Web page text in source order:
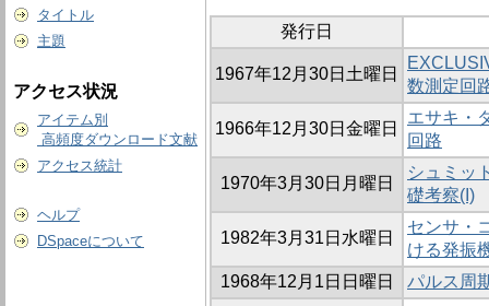
タイトル
主題
アクセス状況
アイテム別
高頻度ダウンロード文献
アクセス統計
ヘルプ
DSpaceについて
発行日
1967年12月30日土曜日
数測定回
1966年12月30日金曜日
エサキ・
回路
1970年3月30日月曜日
シュミッ
礎考察(I)
1982年3月31日水曜日
センサ・
ける発振
1968年12月1日日曜日
パルス周